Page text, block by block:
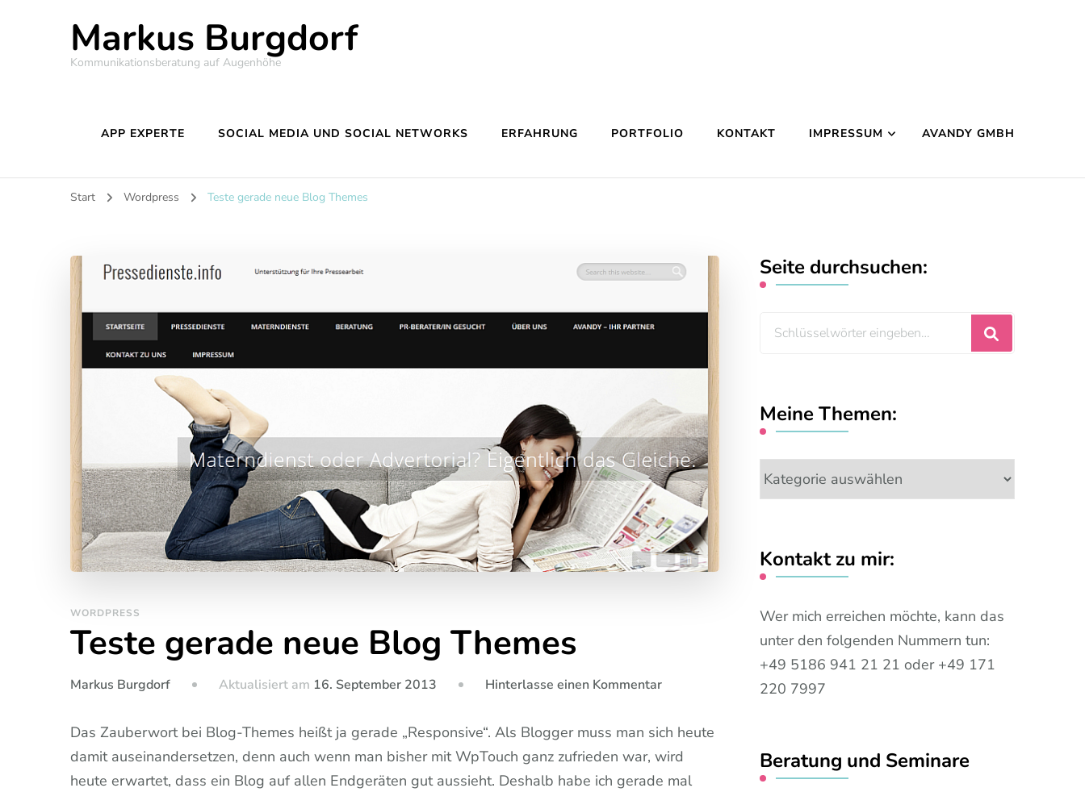
Markus Burgdorf
Kommunikationsberatung auf Augenhöhe
APP EXPERTE SOCIAL MEDIA UND SOCIAL NETWORKS ERFAHRUNG PORTFOLIO KONTAKT IMPRESSUM AVANDY GMBH
Start Wordpress Teste gerade neue Blog Themes
WORDPRESS
Teste gerade neue Blog Themes
Markus Burgdorf Aktualisiert am 16. September 2013 Hinterlasse einen Kommentarzu
gerade
neue
Blog
Das Zauberwort bei Blog-Themes heißt ja gerade „Responsive“. Als Blogger muss man sich heute
damit auseinandersetzen, denn auch wenn man bisher mit WpTouch ganz zufrieden war, wird
heute erwartet, dass ein Blog auf allen Endgeräten gut aussieht. Deshalb habe ich gerade mal
Seite durchsuchen:
Suchst
Meine Themen:
Meine
Themen:
Kontakt zu mir:
Wer mich erreichen möchte, kann das
unter den folgenden Nummern tun:
+49 5186 941 21 21 oder +49 171
220 7997
Beratung und Seminare